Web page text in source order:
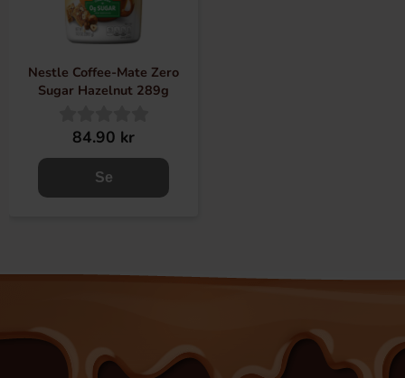
Nestle Coffee-Mate Zero
Sugar Hazelnut 289g
84.90 kr
Se